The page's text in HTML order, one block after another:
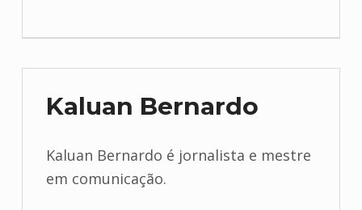
Kaluan Bernardo
Kaluan Bernardo é jornalista e mestre
em comunicação.